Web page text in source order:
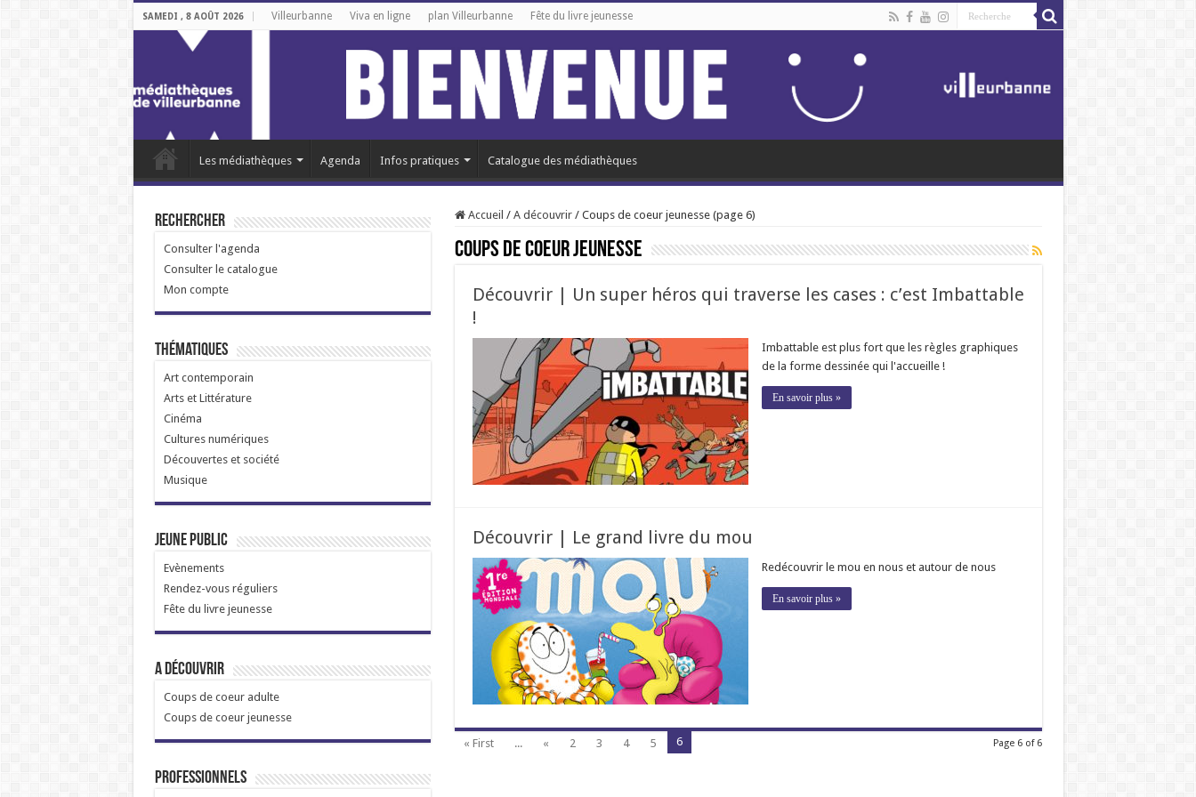
SAMEDI , 8 AOÛT 2026 Villeurbanne Viva en ligne plan Villeurbanne Fête du livre jeunesse
Les médiathèques Agenda Infos pratiques Catalogue des médiathèques
Accueil / A découvrir / Coups de coeur jeunesse (page 6)
Coups de coeur jeunesse
Découvrir | Un super héros qui traverse les cases : c’est Imbattable
!
Imbattable est plus fort que les règles graphiques
de la forme dessinée qui l'accueille !
En savoir plus »
Découvrir | Le grand livre du mou
Redécouvrir le mou en nous et autour de nous
En savoir plus »
Page 6 of 6
« First ... « 2 3 4 5 6
Rechercher
Consulter l'agenda
Consulter le catalogue
Mon compte
Thématiques
Art contemporain
Arts et Littérature
Cinéma
Cultures numériques
Découvertes et société
Musique
Jeune public
Evènements
Rendez-vous réguliers
Fête du livre jeunesse
A découvrir
Coups de coeur adulte
Coups de coeur jeunesse
Professionnels